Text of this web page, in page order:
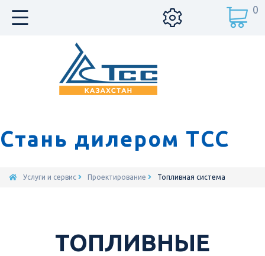
Стань дилером ТСС
0
Услуги и сервис Проектирование Топливная система
ТОПЛИВНЫЕ